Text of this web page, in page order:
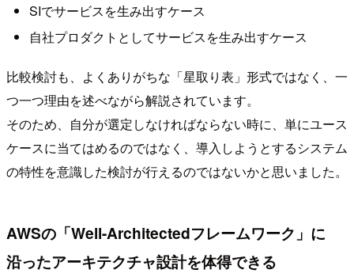
SIでサービスを生み出すケース
自社プロダクトとしてサービスを生み出すケース
比較検討も、よくありがちな「星取り表」形式ではなく、一
つ一つ理由を述べながら解説されています。
そのため、自分が選定しなければならない時に、単にユース
ケースに当てはめるのではなく、導入しようとするシステム
の特性を意識した検討が行えるのではないかと思いました。
AWSの「Well-Architectedフレームワーク」に
沿ったアーキテクチャ設計を体得できる